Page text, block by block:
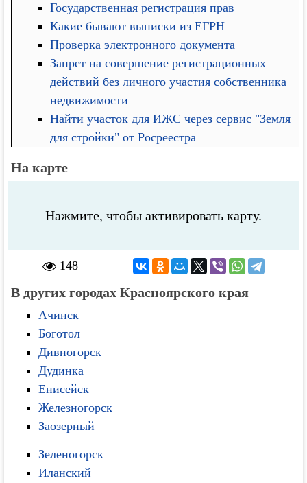
Государственная регистрация прав
Какие бывают выписки из ЕГРН
Проверка электронного документа
Запрет на совершение регистрационных
действий без личного участия собственника
недвижимости
Найти участок для ИЖС через сервис "Земля
для стройки" от Росреестра
На карте
Нажмите, чтобы активировать карту.
148
В других городах Красноярского края
Ачинск
Боготол
Дивногорск
Дудинка
Енисейск
Железногорск
Заозерный
Зеленогорск
Иланский